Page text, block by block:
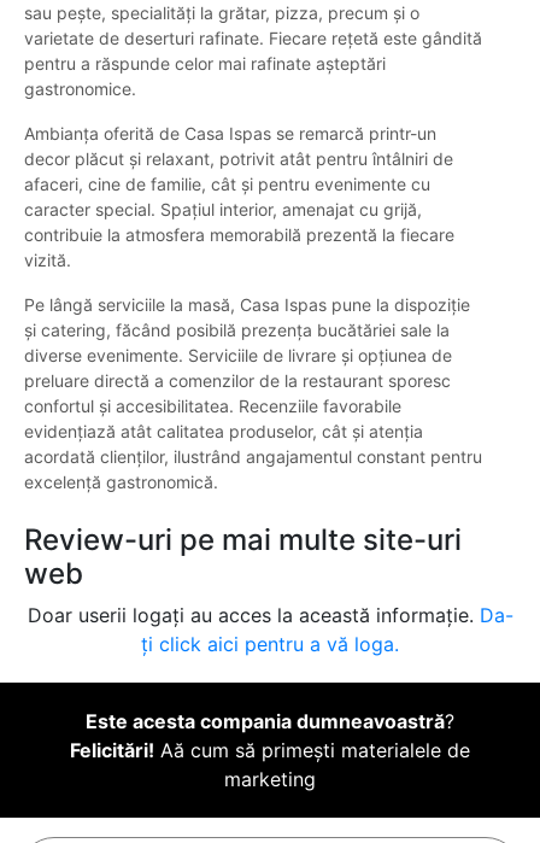
sau pește, specialități la grătar, pizza, precum și o
varietate de deserturi rafinate. Fiecare rețetă este gândită
pentru a răspunde celor mai rafinate așteptări
gastronomice.
Ambianța oferită de Casa Ispas se remarcă printr-un
decor plăcut și relaxant, potrivit atât pentru întâlniri de
afaceri, cine de familie, cât și pentru evenimente cu
caracter special. Spațiul interior, amenajat cu grijă,
contribuie la atmosfera memorabilă prezentă la fiecare
vizită.
Pe lângă serviciile la masă, Casa Ispas pune la dispoziție
și catering, făcând posibilă prezența bucătăriei sale la
diverse evenimente. Serviciile de livrare și opțiunea de
preluare directă a comenzilor de la restaurant sporesc
confortul și accesibilitatea. Recenziile favorabile
evidențiază atât calitatea produselor, cât și atenția
acordată clienților, ilustrând angajamentul constant pentru
excelență gastronomică.
Review-uri pe mai multe site-uri
web
Doar userii logați au acces la această informație. Da-
ți click aici pentru a vă loga.
Este acesta compania dumneavoastră?
Felicitări! Aă cum să primești materialele de
marketing